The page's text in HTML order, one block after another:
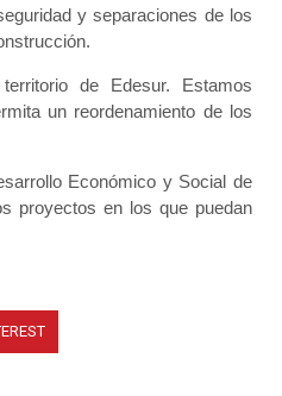
y separaciones de los
de Edesur. Estamos
un reordenamiento de los
Económico y Social de
proyectos en los que puedan